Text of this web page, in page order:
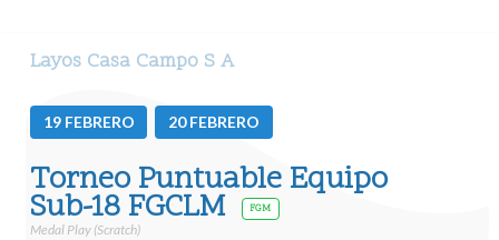
Layos Casa Campo S A
19 FEBRERO 20FEBRERO
Torneo Puntuable Equipo
Sub-18 FGCLM FGM
Medal Play (Scratch)